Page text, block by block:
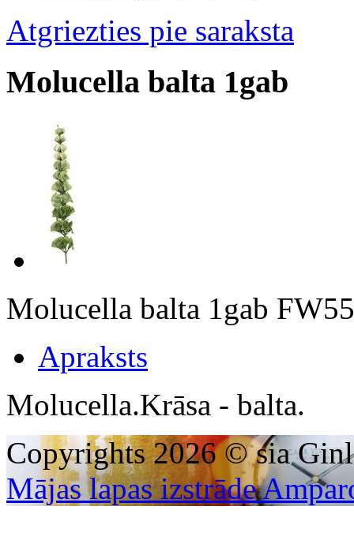
Atgriezties pie saraksta
Molucella balta 1gab
Molucella balta 1gab
Apraksts
Molucella.Krāsa - balta.
Copyrights 2026 © sia
Mājas lapas izstrāde